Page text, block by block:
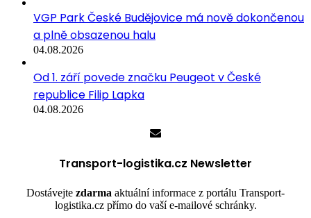
VGP Park České Budějovice má nově dokončenou
a plně obsazenou halu
04.08.2026
Od 1. září povede značku Peugeot v České
republice Filip Lapka
04.08.2026
Transport-logistika.cz Newsletter
Dostávejte zdarma aktuální informace z portálu Transport-
logistika.cz přímo do vaší e-mailové schránky.